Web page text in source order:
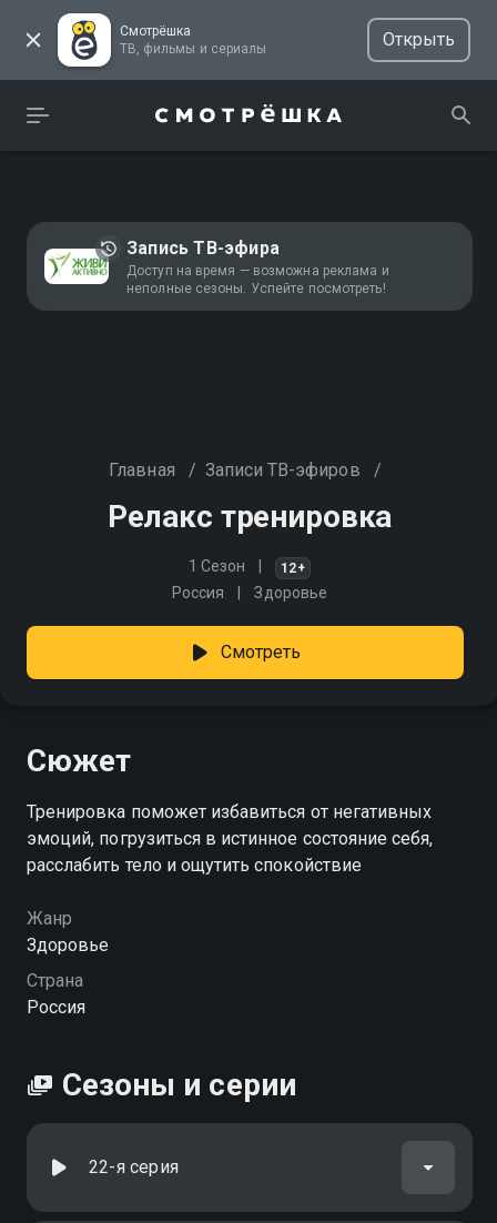
Смотрёшка
ТВ, фильмы и сериалы
Открыть
Запись ТВ-эфира
Доступ на время — возможна реклама и
неполные сезоны. Успейте посмотреть!
Главная / Записи ТВ-эфиров /
Релакс тренировка
1 Сезон 12+
Россия Здоровье
Смотреть
Сюжет
Тренировка поможет избавиться от негативных
эмоций, погрузиться в истинное состояние себя,
расслабить тело и ощутить спокойствие
Жанр
Здоровье
Страна
Россия
Сезоны и серии
22-я серия